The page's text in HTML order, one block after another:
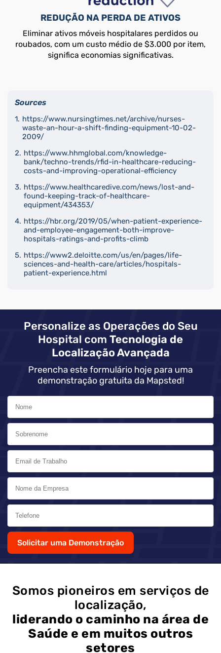
REDUÇÃO NA PERDA DE ATIVOS
Eliminar ativos móveis hospitalares perdidos ou
roubados, com um custo médio de $3.000 por item,
significa economias significativas.
Sources
https://www.nursingtimes.net/archive/nurses-
waste-an-hour-a-shift-finding-equipment-10-02-
2009/
https://www.hhmglobal.com/knowledge-
bank/techno-trends/rfid-in-healthcare-reducing-
costs-and-improving-operational-efficiency
https://www.healthcaredive.com/news/lost-and-
found-keeping-track-of-healthcare-
equipment/434353/
https://hbr.org/2019/05/when-patient-experience-
and-employee-engagement-both-improve-
hospitals-ratings-and-profits-climb
https://www2.deloitte.com/us/en/pages/life-
sciences-and-health-care/articles/hospitals-
patient-experience.html
Personalize as Operações do Seu
Hospital com Tecnologia de
Localização Avançada
Preencha este formulário hoje para uma
demonstração gratuita da Mapsted!
Solicitar uma Demonstração
Somos pioneiros em serviços de
localização,
liderando o caminho na área de
Saúde e em muitos outros
setores